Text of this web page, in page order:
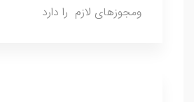
ومجوزهای لازم را دارد